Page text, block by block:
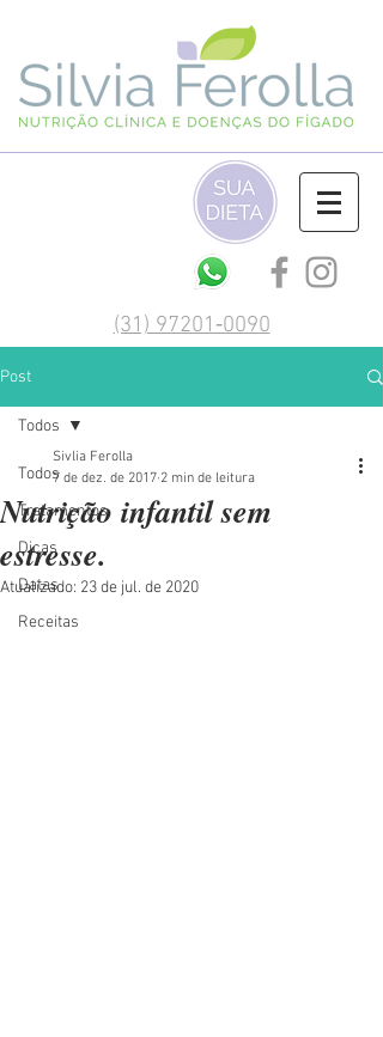
(‪31) 97201‑0090‬
Post
Todos
Tratamentos
Dicas
Datas
Receitas
Todos
Nutrição infantil sem
estresse.
Sivlia Ferolla
7 de dez. de 2017 2 min de leitura
Atualizado: 23 de jul. de 2020